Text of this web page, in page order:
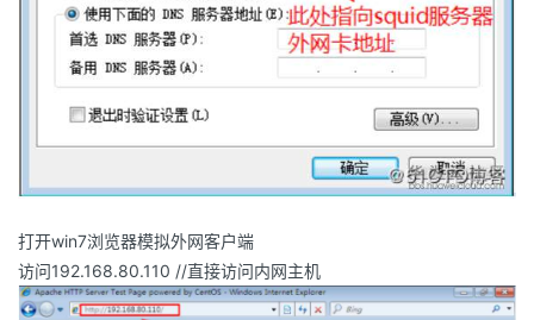
打开win7浏览器模拟外网客户端
访问192.168.80.110 //直接访问内网主机